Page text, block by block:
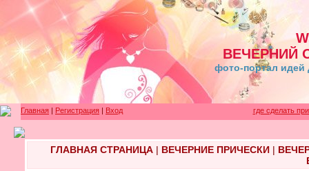
ВЕЧЕРНИЙ
фото-портал идей
Главная | Регистрация | Вход где сделать
ГЛАВНАЯ СТРАНИЦА| ВЕЧЕРНИЕ ПРИЧЕСКИ|